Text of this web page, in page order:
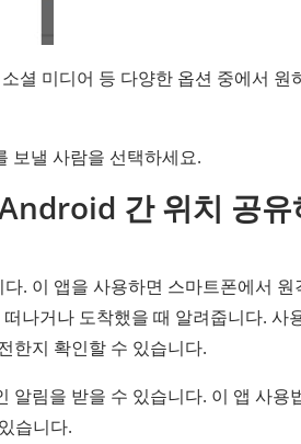
셜 미디어 등 다양한 옵션 중에서 원
보낼 사람을 선택하세요.
간 위치 공유
. 이 앱을 사용하면 스마트폰에서 원
나거나 도착했을 때 알려줍니다. 사
한지 확인할 수 있습니다.
알림을 받을 수 있습니다. 이 앱 사용
습니다.